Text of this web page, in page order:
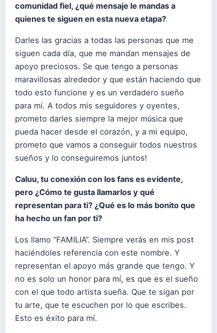
comunidad fiel, ¿qué mensaje le mandas a
quienes te siguen en esta nueva etapa?
Darles las gracias a todas las personas que me
siguen cada día, que me mandan mensajes de
apoyo preciosos. Se que tengo a personas
maravillosas alrededor y que están haciendo que
todo esto funcione y es un verdadero sueño
para mí. A todos mis seguidores y oyentes,
prometo darles siempre la mejor música que
pueda hacer desde el corazón, y a mi equipo,
prometo que vamos a conseguir todos nuestros
sueños y lo conseguiremos juntos!
Caluu, tu conexión con los fans es evidente,
pero ¿Cómo te gusta llamarlos y qué
representan para ti? ¿Qué es lo más bonito que
ha hecho un fan por ti?
Los llamo “FAMILIA”. Siempre verás en mis post
haciéndoles referencia con este nombre. Y
representan el apoyo más grande que tengo. Y
no es solo un honor para mí, es que es el sueño
con el que todo artista sueña. Que te sigan por
tu arte, que te escuchen por lo que escribes.
Esto es éxito para mí.